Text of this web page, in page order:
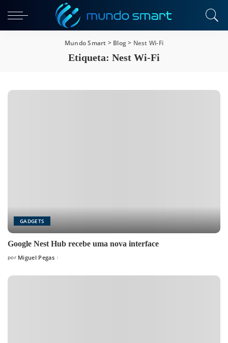
Mundo Smart > Blog> Nest Wi-Fi
Etiqueta: Nest Wi-Fi
GADGETS
Google Nest Hub recebe uma nova interface
Posted
por Miguel Pegas